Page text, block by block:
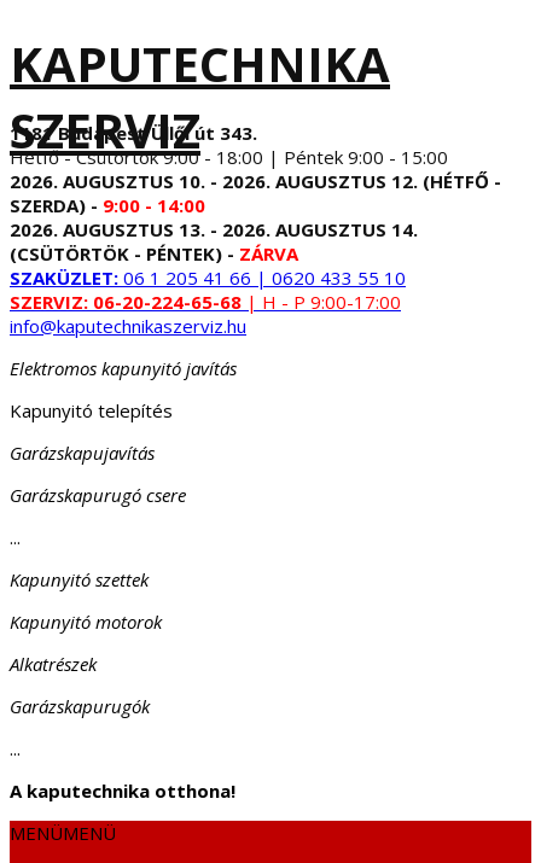
KAPUTECHNIKA
SZERVIZ
1181 Budapest Üllői út 343.
Hétfő - Csütörtök 9:00 - 18:00 | Péntek 9:00 - 15:00
2026. AUGUSZTUS 10. - 2026. AUGUSZTUS 12. (HÉTFŐ -
SZERDA) - 9:00 - 14:00
2026. AUGUSZTUS 13. - 2026. AUGUSZTUS 14.
(CSÜTÖRTÖK - PÉNTEK) - ZÁRVA
SZAKÜZLET: 06 1 205 41 66 | 0620 433 55 10
SZERVIZ: 06-20-224-65-68 | H - P 9:00-17:00
info@kaputechnikaszerviz.hu
Elektromos kapunyitó javítás
Kapunyitó telepítés
Garázskapujavítás
Garázskapurugó csere
...
Kapunyitó szettek
Kapunyitó motorok
Alkatrészek
Garázskapurugók
...
A kaputechnika otthona!
MENÜMENÜ